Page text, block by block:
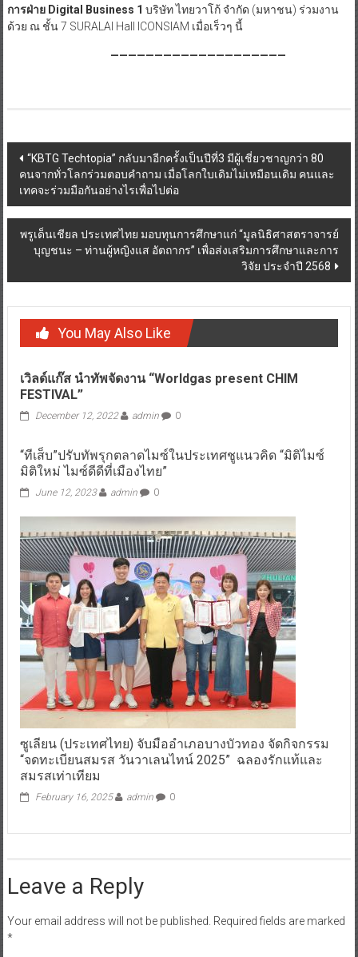
การฝ่าย Digital Business 1 บริษัท ไทยวาโก้ จำกัด (มหาชน) ร่วมงาน
ด้วย ณ ชั้น 7 SURALAI Hall ICONSIAM เมื่อเร็วๆ นี้
————————————————————
Post
navigation
“KBTG Techtopia” กลับมาอีกครั้งเป็นปีที่3 มีผู้เชี่ยวชาญกว่า 80
คนจากทั่วโลกร่วมตอบคำถาม เมื่อโลกใบเดิมไม่เหมือนเดิม คนและ
เทคจะร่วมมือกันอย่างไรเพื่อไปต่อ
พรูเด็นเชียล ประเทศไทย มอบทุนการศึกษาแก่ “มูลนิธิศาสตราจารย์
บุญชนะ – ท่านผู้หญิงแส อัตถากร” เพื่อส่งเสริมการศึกษาและการ
วิจัย ประจำปี 2568
You May Also Like
เวิลด์แก๊ส นำทัพจัดงาน “Worldgas present CHIM
FESTIVAL”
December 12, 2022 admin 0
“ทีเส็บ”ปรับทัพรุกตลาดไมซ์ในประเทศชูแนวคิด “มิติไมซ์
มิติใหม่ ไมซ์ดีดีที่เมืองไทย”
June 12, 2023 admin 0
ซูเลียน (ประเทศไทย) จับมืออำเภอบางบัวทอง จัดกิจกรรม
“จดทะเบียนสมรส วันวาเลนไทน์ 2025” ฉลองรักแท้และ
สมรสเท่าเทียม
February 16, 2025 admin 0
Leave a Reply
Your email address will not be published. Required fields are marked
*